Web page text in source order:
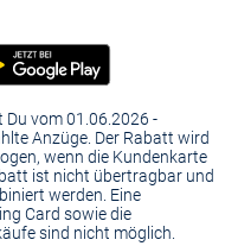
Du vom 01.06.2026 -
Anzüge. Der Rabatt wird
wenn die Kundenkarte
ist nicht übertragbar und
werden. Eine
Card sowie die
sind nicht möglich.